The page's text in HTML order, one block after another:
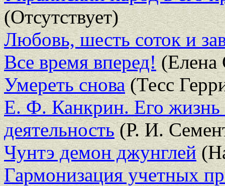
(Отсутствует)
Любовь, шесть соток и
Все время вперед!(Елена
Умереть снова(Тесс
Е. Ф. Канкрин. Его жизнь
деятельность(Р. И.
Чунтэ демон джунглей
Гармонизация учетных